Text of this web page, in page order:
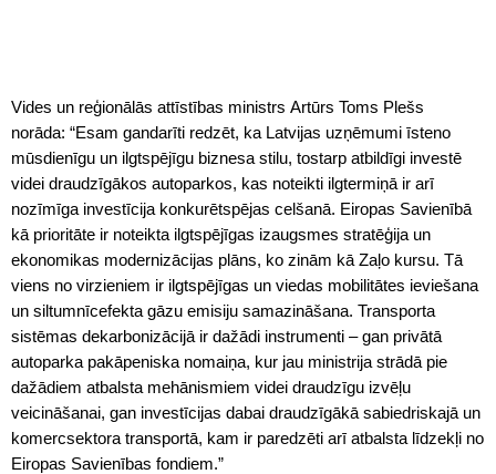
Vides un reģionālās attīstības ministrs Artūrs Toms Plešs
norāda: “Esam gandarīti redzēt, ka Latvijas uzņēmumi īsteno
mūsdienīgu un ilgtspējīgu biznesa stilu, tostarp atbildīgi investē
videi draudzīgākos autoparkos, kas noteikti ilgtermiņā ir arī
nozīmīga investīcija konkurētspējas celšanā. Eiropas Savienībā
kā prioritāte ir noteikta ilgtspējīgas izaugsmes stratēģija un
ekonomikas modernizācijas plāns, ko zinām kā Zaļo kursu. Tā
viens no virzieniem ir ilgtspējīgas un viedas mobilitātes ieviešana
un siltumnīcefekta gāzu emisiju samazināšana. Transporta
sistēmas dekarbonizācijā ir dažādi instrumenti – gan privātā
autoparka pakāpeniska nomaiņa, kur jau ministrija strādā pie
dažādiem atbalsta mehānismiem videi draudzīgu izvēļu
veicināšanai, gan investīcijas dabai draudzīgākā sabiedriskajā un
komercsektora transportā, kam ir paredzēti arī atbalsta līdzekļi no
Eiropas Savienības fondiem.”